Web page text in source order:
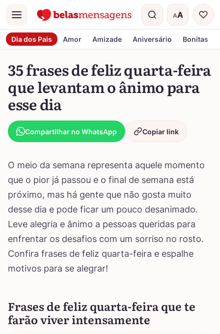
Menu AA
Tamanho do
Dia dos Pais Amor Amizade Aniversário Bonitas
35 frases de feliz quarta-feira
que levantam o ânimo para
esse dia
Compartilhar no WhatsApp Copiar link
O meio da semana representa aquele momento
que o pior já passou e o final de semana está
próximo, mas há gente que não gosta muito
desse dia e pode ficar um pouco desanimado.
Leve alegria e ânimo a pessoas queridas para
enfrentar os desafios com um sorriso no rosto.
Confira frases de feliz quarta-feira e espalhe
motivos para se alegrar!
Frases de feliz quarta-feira que te
farão viver intensamente